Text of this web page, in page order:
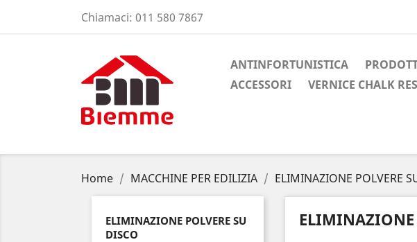
Chiamaci: 011 580 7867
ANTINFORTUNISTICA
ACCESSORI
VERNICE CHALK
Home MACCHINE PER EDILIZIA ELIMINAZIONE POLVERE
ELIMINAZIONE POLVERE SU
DISCO
ELIMINAZIONE